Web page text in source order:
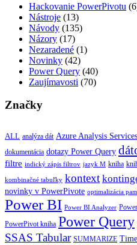
Hackovanie PowerPivotu
Nástroje (13)
Návody (135)
Názory (17)
Nezaradené (1)
Novinky (42)
Power Query (40)
Zaujímavosti (70)
Značky
ALL analýza dát Azure Analysis Services
dokumentácia dotazy Power Query
filtre indický zápis filtrov jazyk M kniha
kombinačné tabuľky kontext
novinky v PowerPivote optimalizácia
Power BI Power BI Analyzer
PowerPivot kniha Power Query
SSAS Tabular SUMMARIZE